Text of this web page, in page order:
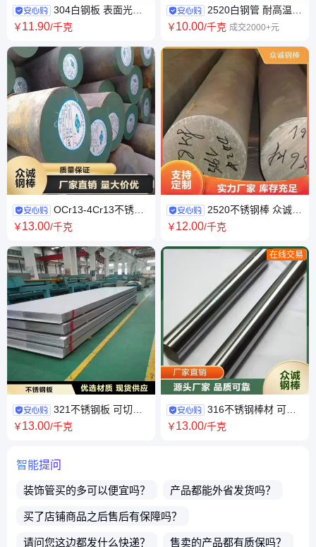
304白钢板 表面光滑
激光切割 加工定制 支持配送
￥11.90/千克
OCr13-4Cr13不锈钢
棒 可定制切割 汽轮机部件用钢
￥13.00/千克
321不锈钢板 可切割
零售图纸加工 超宽幅定做钢板
￥13.00/千克
2520白钢管 耐高温耐
磨损可定制 切口平整无毛刺
￥10.00/千克 成交2000+元
2520不锈钢棒 众诚
可配送到厂 大厂料零切销售
￥12.00/千克
在线交易
316不锈钢棒材 可定
制切割 汽轮机部件用钢棒 耐腐
￥13.00/千克
智能提问
装饰管买的多可以便宜吗？ 产品都能外省发货吗？
买了店铺商品之后售后有保障吗？
请问您这边都发什么快递？ 售卖的产品都有质保吗？